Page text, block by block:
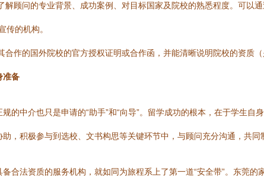
解顾问的专业背景、成功案例、对目标国家及院校的熟悉程度。可以
传的机构。
合作的国外院校的官方授权证明或合作函，并能清晰说明院校的资质
准备
的中介也只是申请的“助手”和“向导”。留学成功的根本，在于学生
，积极参与到选校、文书构思等关键环节中，与顾问充分沟通，共同
合法资质的服务机构，就如同为旅程系上了第一道“安全带”。东莞